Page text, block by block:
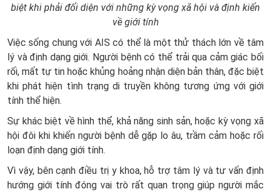
biệt khi phải đối diện với những kỳ vọng xã hội và định kiến
về giới tính
Việc sống chung với AIS có thể là một thử thách lớn về tâm
lý và định dạng giới. Người bệnh có thể trải qua cảm giác bối
rối, mất tự tin hoặc khủng hoảng nhận diện bản thân, đặc biệt
khi phát hiện tình trạng di truyền không tương ứng với giới
tính thể hiện.
Sự khác biệt về hình thể, khả năng sinh sản, hoặc kỳ vọng xã
hội đôi khi khiến người bệnh dễ gặp lo âu, trầm cảm hoặc rối
loạn định dạng giới tính.
Vì vậy, bên cạnh điều trị y khoa, hỗ trợ tâm lý và tư vấn định
hướng giới tính đóng vai trò rất quan trọng giúp người mắc